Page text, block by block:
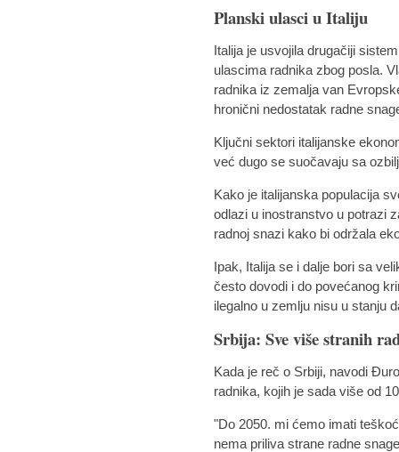
Planski ulasci u Italiju
Italija je usvojila drugačiji
ulascima radnika zbog posla.
radnika iz zemalja van
hronični nedostatak radne
Ključni sektori italijanske
već dugo se suočavaju sa
Kako je italijanska populacija
odlazi u inostranstvo u potrazi
radnoj snazi kako bi održala
Ipak, Italija se i dalje bori sa
često dovodi i do povećanog
ilegalno u zemlju nisu u stanju
Srbija: Sve više stranih
Kada je reč o Srbiji, navodi
radnika, kojih je sada više od
"Do 2050. mi ćemo imati
nema priliva strane radne